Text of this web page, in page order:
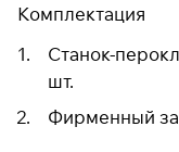
Комплектация
Станок-
шт.
Фирменный